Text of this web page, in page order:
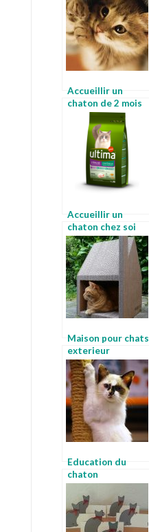
Accueillir un
chaton de 2 mois
Accueillir un
chaton chez soi
Maison pour chats
exterieur
Education du
chaton